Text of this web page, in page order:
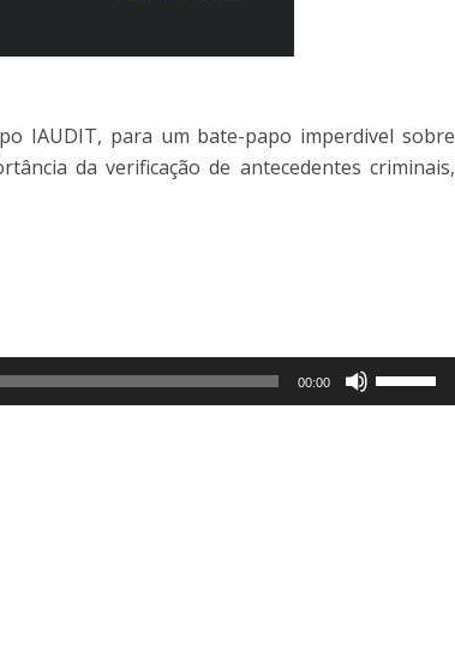
IAUDIT, para um bate-papo imperdivel sobre
da verificação de antecedentes criminais,
00:00
as